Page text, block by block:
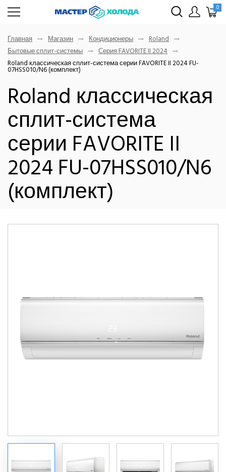
0
Главная Магазин Кондиционеры
Roland
Бытовые сплит-системы
Серия FAVORITE II 2024
Roland классическая сплит-система серии FAVORITE II 2024 FU-
07HSS010/N6 (комплект)
Roland классическая
сплит-система
серии FAVORITE II
2024 FU-07HSS010/N6
(комплект)